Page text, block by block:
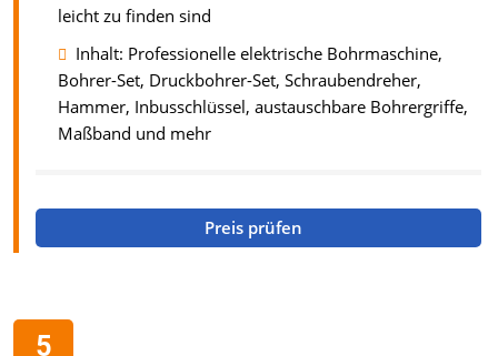
leicht zu finden sind
Inhalt: Professionelle elektrische Bohrmaschine,
Bohrer-Set, Druckbohrer-Set, Schraubendreher,
Hammer, Inbusschlüssel, austauschbare Bohrergriffe,
Maßband und mehr
Preis prüfen